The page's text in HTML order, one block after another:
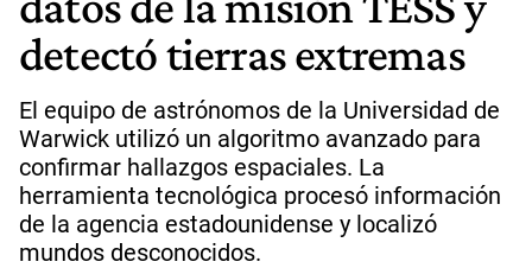
detectó tierras extremas
El equipo de astrónomos de la Universidad de
Warwick utilizó un algoritmo avanzado para
confirmar hallazgos espaciales. La
herramienta tecnológica procesó información
de la agencia estadounidense y localizó
mundos desconocidos.